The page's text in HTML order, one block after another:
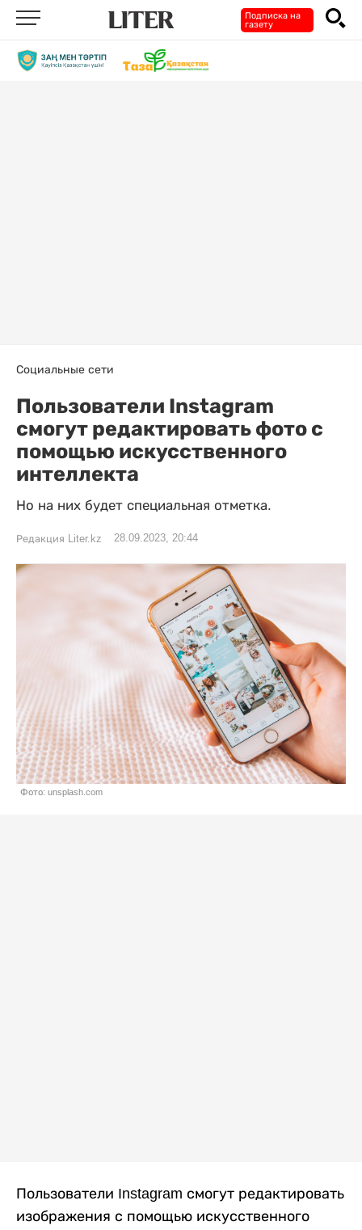
Подписка на
газету
Социальные сети
Пользователи Instagram
смогут редактировать фото с
помощью искусственного
интеллекта
Но на них будет специальная отметка.
Редакция Liter.kz 28.09.2023, 20:44
Фото: unsplash.com
Пользователи Instagram смогут редактировать
изображения с помощью искусственного